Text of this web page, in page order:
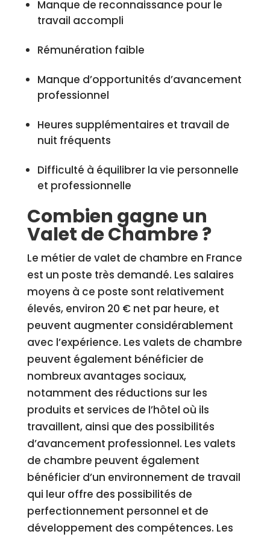
Manque de reconnaissance pour le
travail accompli
Rémunération faible
Manque d’opportunités d’avancement
professionnel
Heures supplémentaires et travail de
nuit fréquents
Difficulté à équilibrer la vie personnelle
et professionnelle
Combien gagne un
Valet de Chambre ?
Le métier de valet de chambre en France
est un poste très demandé. Les salaires
moyens à ce poste sont relativement
élevés, environ 20 € net par heure, et
peuvent augmenter considérablement
avec l’expérience. Les valets de chambre
peuvent également bénéficier de
nombreux avantages sociaux,
notamment des réductions sur les
produits et services de l’hôtel où ils
travaillent, ainsi que des possibilités
d’avancement professionnel. Les valets
de chambre peuvent également
bénéficier d’un environnement de travail
qui leur offre des possibilités de
perfectionnement personnel et de
développement des compétences. Les